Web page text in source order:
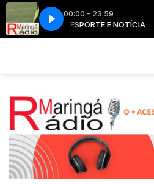
00:00 - 23:59
MÚSICA, ESPORTE E NOTÍCIA